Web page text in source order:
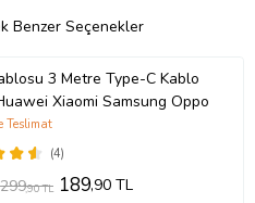
Benzer Seçenekler
3 Metre Type-C Kablo
Xiaomi Samsung Oppo
(4)
Teslimat
299,90 TL 189,90 TL